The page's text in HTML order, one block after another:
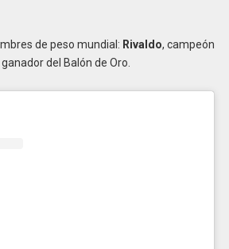
de peso mundial: Rivaldo, campeón
del Balón de Oro.